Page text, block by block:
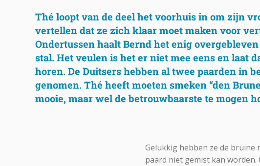
Thé loopt van de deel het voorhuis in om zijn
vertellen dat ze zich klaar moet maken voor
Ondertussen haalt Bernd het enig
stal. Het veulen is het er niet mee eens en laat
horen. De Duitsers hebben al twee paarden in
genomen. Thé heeft moeten smeken “den
mooie, maar wel de betrouwbaarste te mogen
Gelukkig hebben ze de bruine
paard niet gemist kan worden.